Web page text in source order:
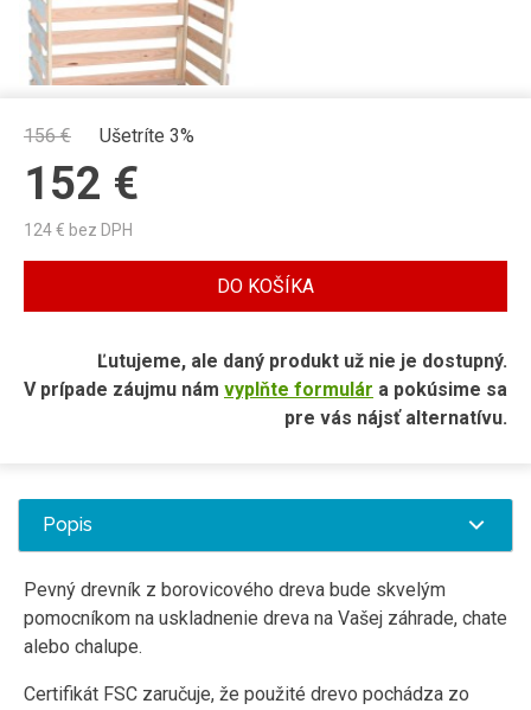
156€ Ušetríte 3%
152 €
124€ bez DPH
DO KOŠÍKA
Ľutujeme, ale daný produkt už nie je dostupný.
V prípade záujmu nám vyplňte formulár a pokúsime sa
pre vás nájsť alternatívu.
Popis
Pevný drevník z borovicového dreva bude skvelým
pomocníkom na uskladnenie dreva na Vašej záhrade, chate
alebo chalupe.
Certifikát FSC zaručuje, že použité drevo pochádza zo